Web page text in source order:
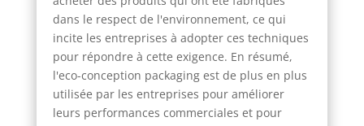
dans le respect de l'environnement, ce qui
incite les entreprises à adopter ces techniques
pour répondre à cette exigence. En résumé,
l'eco-conception packaging est de plus en plus
utilisée par les entreprises pour améliorer
leurs performances commerciales et pour